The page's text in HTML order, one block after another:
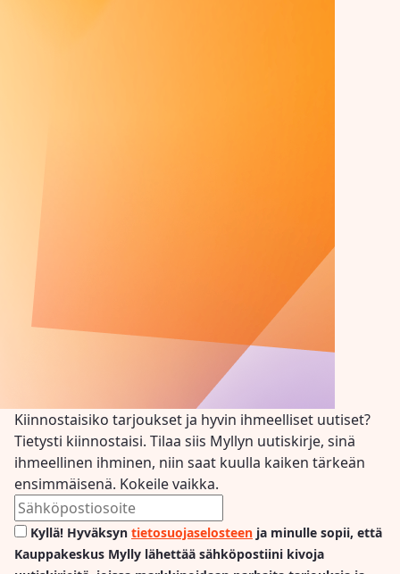
Kiinnostaisiko tarjoukset ja hyvin ihmeelliset uutiset?
Tietysti kiinnostaisi. Tilaa siis Myllyn uutiskirje, sinä
ihmeellinen ihminen, niin saat kuulla kaiken tärkeän
ensimmäisenä. Kokeile vaikka.
Kyllä! Hyväksyn tietosuojaselosteen ja minulle sopii, että
Kauppakeskus Mylly lähettää sähköpostiini kivoja